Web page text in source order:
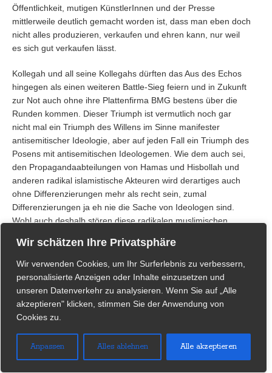
Wir schätzen Ihre Privatsphäre
Wir verwenden Cookies, um Ihr Surferlebnis zu verbessern,
personalisierte Anzeigen oder Inhalte einzusetzen und
unseren Datenverkehr zu analysieren. Wenn Sie auf „Alle
akzeptieren" klicken, stimmen Sie der Anwendung von
Cookies zu.
Anpassen Alles ablehnen Alle akzeptieren
Öffentlichkeit, mutigen KünstlerInnen und der Presse
mittlerweile deutlich gemacht worden ist, dass man eben doch
nicht alles produzieren, verkaufen und ehren kann, nur weil
es sich gut verkaufen lässt.
Kollegah und all seine Kollegahs dürften das Aus des Echos
hingegen als einen weiteren Battle-Sieg feiern und in Zukunft
zur Not auch ohne ihre Plattenfirma BMG bestens über die
Runden kommen. Dieser Triumph ist vermutlich noch gar
nicht mal ein Triumph des Willens im Sinne manifester
antisemitischer Ideologie, aber auf jeden Fall ein Triumph des
Posens mit antisemitischen Ideologemen. Wie dem auch sei,
den Propagandaabteilungen von Hamas und Hisbollah und
anderen radikal islamistische Akteuren wird derartiges auch
ohne Differenzierungen mehr als recht sein, zumal
Differenzierungen ja eh nie die Sache von Ideologen sind.
Wohl auch deshalb stören diese radikalen muslimischen
Tempelberg, in der Westbank oder in Israel, sondern
grundsätzlich, allein durch ihre Existenz. So wurde etwa in
Paris vor wenigen Wochen die Holocaust-Überlebende
Mireille Knoll, wohl aus antisemitischen Motiven heraus, von
einem Nachbarn maghrebinischer Herkunft ermordet, der so
das grausame Werk der SS vollendete. In einem, ähnlich